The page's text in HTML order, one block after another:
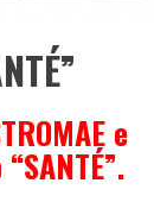
e